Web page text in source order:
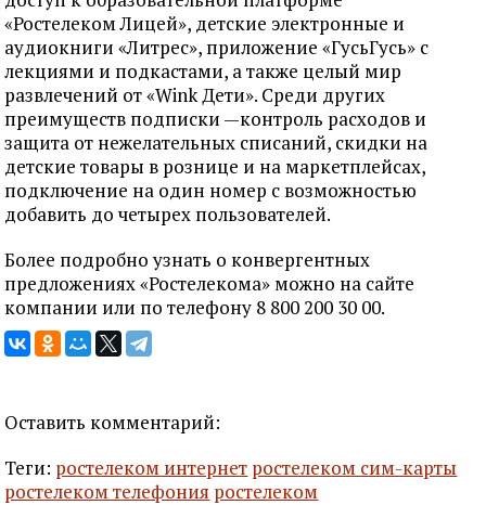
«Ростелеком Лицей», детские электронные и
аудиокниги «Литрес», приложение «ГусьГусь» с
лекциями и подкастами, а также целый мир
развлечений от «Wink Дети». Среди других
преимуществ подписки —контроль расходов и
защита от нежелательных списаний, скидки на
детские товары в рознице и на маркетплейсах,
подключение на один номер с возможностью
добавить до четырех пользователей.
Более подробно узнать о конвергентных
предложениях «Ростелекома» можно на сайте
компании или по телефону 8 800 200 30 00.
Оставить комментарий:
Теги: ростелеком интернет ростелеком сим-карты
ростелеком телефония ростелеком